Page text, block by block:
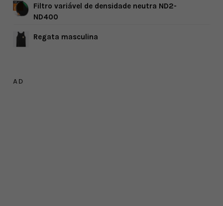
Filtro variável de densidade neutra ND2-
ND400
Regata masculina
AD